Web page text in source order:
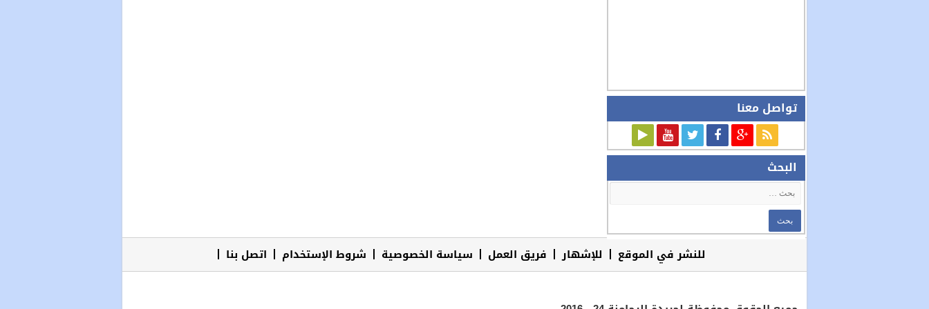
تواصل معنا
البحث
للنشر في الموقع للإشهار فريق العمل سياسة الخصوصية شروط الإستخدام اتصل بنا